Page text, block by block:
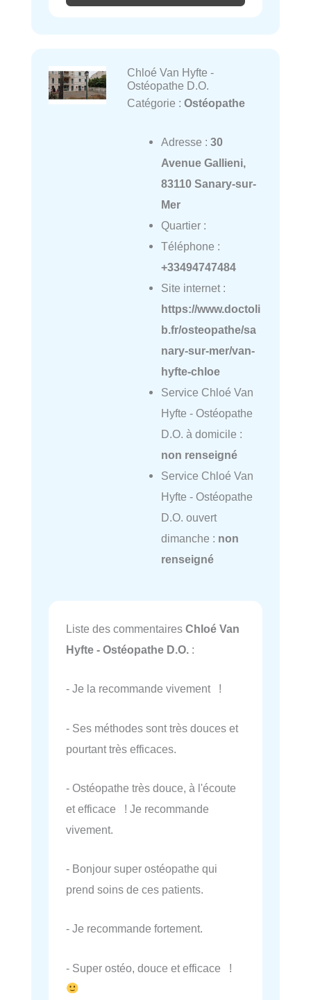
Chloé Van Hyfte -
Ostéopathe D.O.
Catégorie : Ostéopathe
Adresse : 30
Avenue Gallieni,
83110 Sanary-sur-
Mer
Quartier :
Téléphone :
+33494747484
Site internet :
https://www.doctoli
b.fr/osteopathe/sa
nary-sur-mer/van-
hyfte-chloe
Service Chloé Van
Hyfte - Ostéopathe
D.O. à domicile :
non renseigné
Service Chloé Van
Hyfte - Ostéopathe
D.O. ouvert
dimanche : non
renseigné
Liste des commentaires Chloé Van
Hyfte - Ostéopathe D.O. :
- Je la recommande vivement !
- Ses méthodes sont très douces et
pourtant très efficaces.
- Ostéopathe très douce, à l'écoute
et efficace ! Je recommande
vivement.
- Bonjour super ostéopathe qui
prend soins de ces patients.
- Je recommande fortement.
- Super ostéo, douce et efficace !